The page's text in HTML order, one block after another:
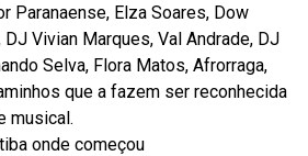
Paranaense, Elza Soares, Dow
DJ Vivian Marques, Val Andrade, DJ
Selva, Flora Matos, Afrorraga,
que a fazem ser reconhecida
musical.
onde começou